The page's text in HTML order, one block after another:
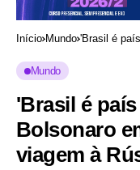
Início Mundo 'Brasil é
Mundo
'Brasil é
Bolsonaro
viagem à